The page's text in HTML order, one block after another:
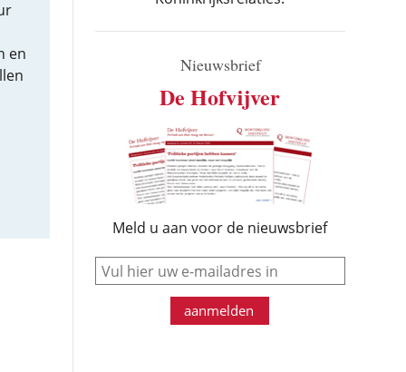
en
Nieuwsbrief
De Hofvijver
Meld u aan voor de nieuwsbrief
e-mail
aanmelden